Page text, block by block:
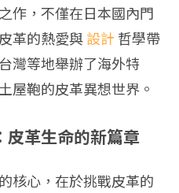
作，不僅在日本國內門
革的熱愛與設計 哲學帶
灣等地舉辦了海外特
屋鞄的皮革異想世界。
皮革生命的新篇章
核心，在於挑戰皮革的